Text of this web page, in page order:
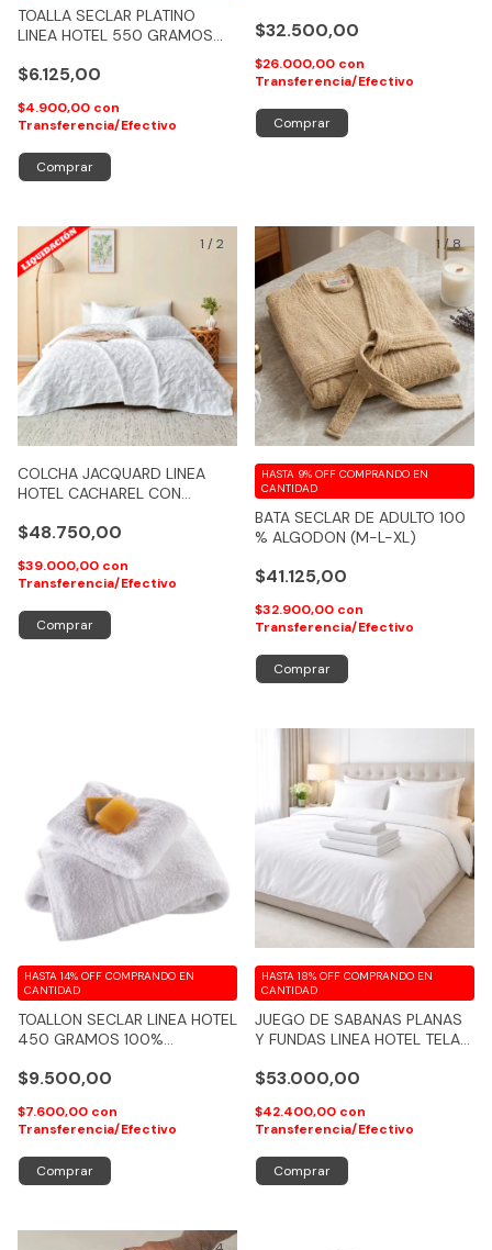
TOALLA SECLAR PLATINO
LINEA HOTEL 550 GRAMOS
$6.125,00
$4.900,00 con
Transferencia/Efectivo
Comprar
$32.500,00
$26.000,00 con
Transferencia/Efectivo
Comprar
1 /2
COLCHA JACQUARD LINEA
HOTEL CACHAREL CON
$48.750,00
$39.000,00 con
Transferencia/Efectivo
Comprar
1 /8
BATA SECLAR DE ADULTO 100
% ALGODON (M-L-XL)
$41.125,00
HASTA 9% OFF COMPRANDO EN
CANTIDAD
$32.900,00 con
Transferencia/Efectivo
Comprar
TOALLON SECLAR LINEA HOTEL
450 GRAMOS 100%
$9.500,00
HASTA 14% OFF COMPRANDO EN
CANTIDAD
$7.600,00 con
Transferencia/Efectivo
Comprar
JUEGO DE SABANAS PLANAS
Y FUNDAS LINEA HOTEL TELA
BLANCO
$53.000,00
HASTA 18% OFF COMPRANDO EN
CANTIDAD
$42.400,00 con
Transferencia/Efectivo
Comprar